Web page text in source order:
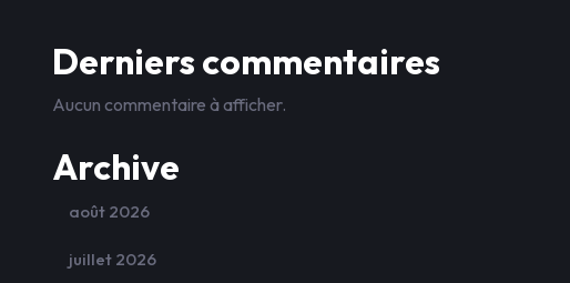
Derniers commentaires
Aucun commentaire à afficher.
Archive
août 2026
juillet 2026